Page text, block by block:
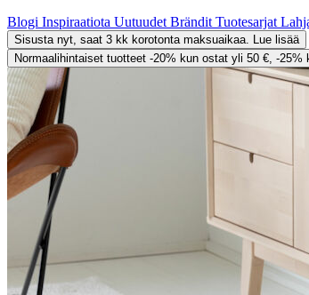
Blogi Inspiraatiota Uutuudet Brändit Tuotesarjat
Sisusta nyt, saat 3 kk korotonta maksuaikaa. Lue lisää
Normaalihintaiset tuotteet -20% kun ostat yli 50 €, -